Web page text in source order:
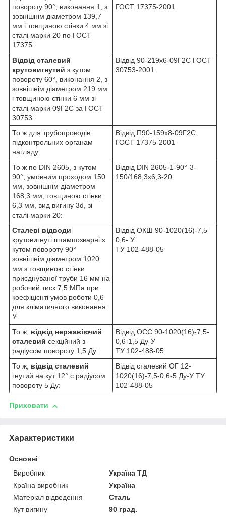
повороту 90°, виконання 1, з
зовнішнім діаметром 139,7
мм і товщиною стінки 4 мм зі
сталі марки 20 по ГОСТ
17375:
ГОСТ 17375-2001
Відвід сталевий
крутовигнутий з кутом
повороту 60°, виконання 2, з
зовнішнім діаметром 219 мм
і товщиною стінки 6 мм зі
сталі марки 09Г2С за ГОСТ
30753:
Відвід 90-219х6-09Г2С ГОСТ
30753-2001
То ж для трубопроводів
підконтрольних органам
нагляду:
Відвід П90-159х8-09Г2С
ГОСТ 17375-2001
То ж по DIN 2605, з кутом
90°, умовним проходом 150
мм, зовнішнім діаметром
168,3 мм, товщиною стінки
6,3 мм, вид вигину 3d, зі
сталі марки 20:
Відвід DIN 2605-1-90°-3-
150/168,3x6,3-20
Сталеві відводи
крутовигнуті штампозварні з
кутом повороту 90°
зовнішнім діаметром 1020
мм з товщиною стінки
приєднуваної труби 16 мм на
робочий тиск 7,5 МПа при
коефіцієнті умов роботи 0,6
для кліматичного виконання
У:
Відвід ОКШ 90-1020(16)-7,5-
0,6- У
ТУ 102-488-05
То ж, відвід нержавіючий
сталевий секційний з
радіусом повороту 1,5 Ду:
Відвід ОСС 90-1020(16)-7,5-
0,6-1,5 Ду-У
ТУ 102-488-05
То ж, відвід сталевий
гнутий на кут 12° с радіусом
повороту 5 Ду:
Відвід сталевий ОГ 12-
1020(16)-7,5-0,6-5 Ду-У ТУ
102-488-05
Приховати
Характеристики
Основні
Виробник
Україна ТД
Країна виробник
Україна
Матеріал відведення
Сталь
Кут вигину
90 град.